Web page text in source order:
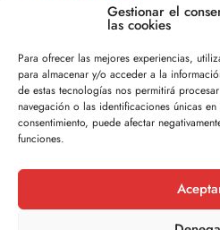
Gestionar el
las cookies
Para ofrecer las mejores experiencias,
para almacenar y/o acceder a la
de estas tecnologías nos permitirá
navegación o las identificaciones únicas
consentimiento, puede afectar
funciones.
Legal
Política de privacidad